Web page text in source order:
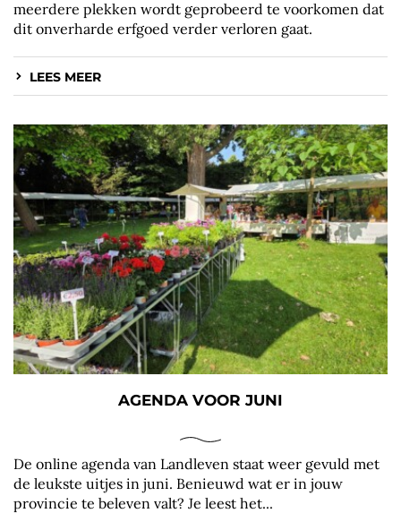
meerdere plekken wordt geprobeerd te voorkomen dat
dit onverharde erfgoed verder verloren gaat.
LEES MEER
AGENDA VOOR JUNI
De online agenda van Landleven staat weer gevuld met
de leukste uitjes in juni. Benieuwd wat er in jouw
provincie te beleven valt? Je leest het...